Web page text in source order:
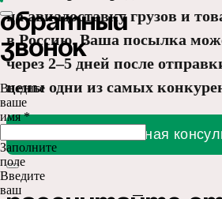
Обратный
звонок
Введите
ваше
имя *
Заполните
поле
Введите
ваш
на авиадоставку грузов и
в Россию. Ваша посылка
через 2–5 дней после
цены одни из самых
Бесплатная